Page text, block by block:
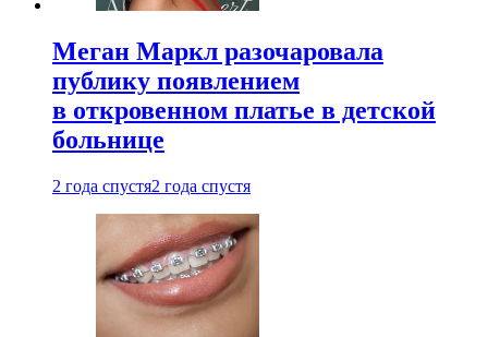
Меган Маркл разочаровала
публику появлением
в откровенном платье в детской
больнице
2 года спустя2 года спустя